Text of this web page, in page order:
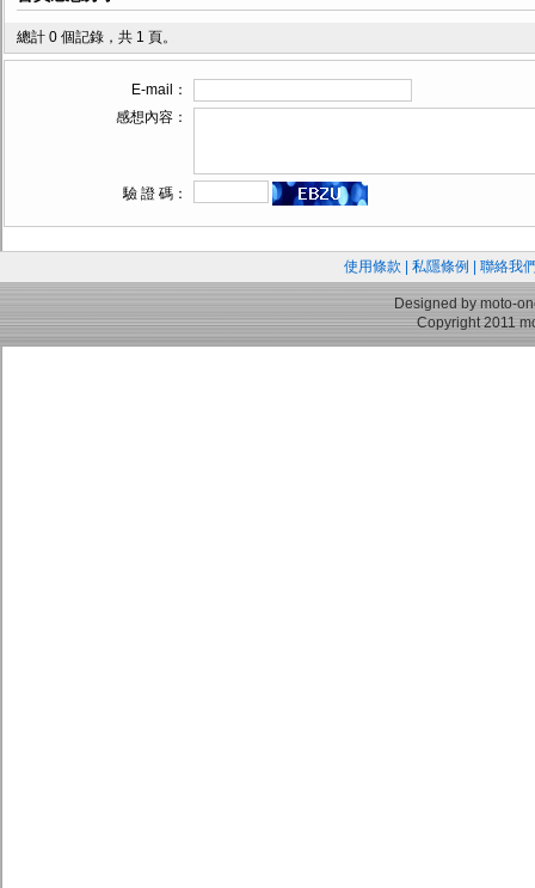
總計 0 個記錄，共 1 頁。
E-mail：
感想內容：
驗 證 碼：
使用條款 私隱條例 聯絡我
Designed by moto-
Copyright 2011